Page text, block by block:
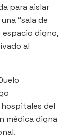
para aislar
“sala de
espacio digno,
al
del
médica digna